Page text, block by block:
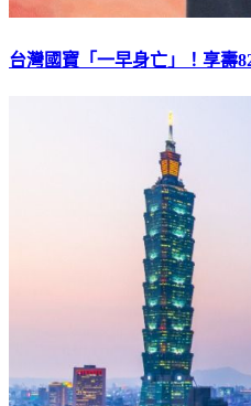
台灣國寶「一早身亡」！享